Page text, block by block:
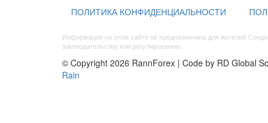
ПОЛИТИКА КОНФИДЕНЦИАЛЬНОСТИ
Информация на этом сайте не предназначена для жителей
законодательству или регулированию.
© Copyright 2026 RannForex | Code by RD Global
Rain